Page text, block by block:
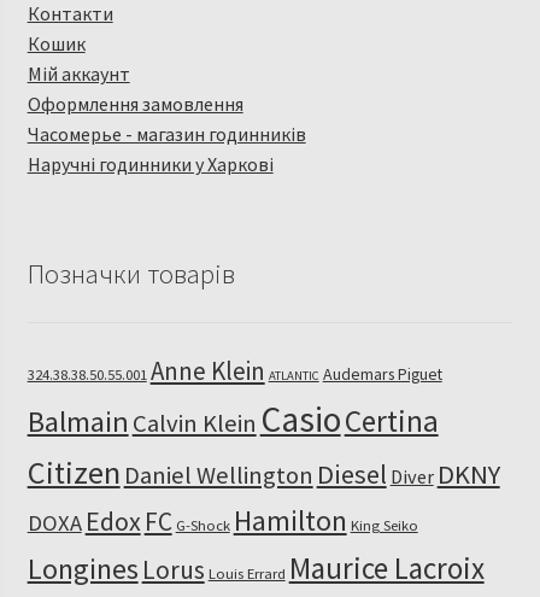
Контакти
Кошик
Мій аккаунт
Оформлення замовлення
Часомерье - магазин годинників
Наручні годинники у Харкові
Позначки товарів
324.38.38.50.55.001 Anne Klein ATLANTIC Audemars Piguet
Balmain Calvin Klein CasioCertina
Citizen Daniel Wellington Diesel Diver DKNY
DOXA EdoxFC G-Shock Hamilton King Seiko
Longines Lorus Louis Errard Maurice Lacroix